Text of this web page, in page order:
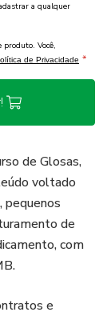
a qualquer
produto. Você,
de Privacidade *
de Glosas,
voltado
pequenos
de
com
e